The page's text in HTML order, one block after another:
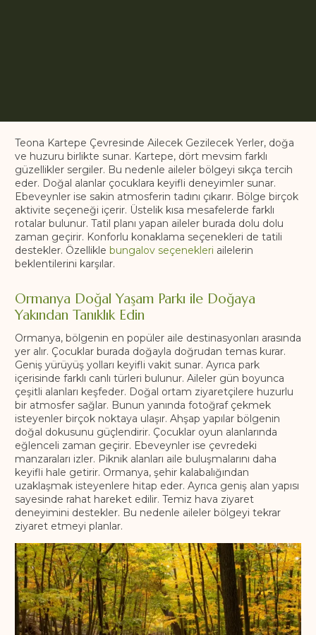
Teona Kartepe Çevresinde Ailecek Gezilecek Yerler, doğa
ve huzuru birlikte sunar. Kartepe, dört mevsim farklı
güzellikler sergiler. Bu nedenle aileler bölgeyi sıkça tercih
eder. Doğal alanlar çocuklara keyifli deneyimler sunar.
Ebeveynler ise sakin atmosferin tadını çıkarır. Bölge birçok
aktivite seçeneği içerir. Üstelik kısa mesafelerde farklı
rotalar bulunur. Tatil planı yapan aileler burada dolu dolu
zaman geçirir. Konforlu konaklama seçenekleri de tatili
destekler. Özellikle bungalov seçenekleri ailelerin
beklentilerini karşılar.
Ormanya Doğal Yaşam Parkı ile Doğaya
Yakından Tanıklık Edin
Ormanya, bölgenin en popüler aile destinasyonları arasında
yer alır. Çocuklar burada doğayla doğrudan temas kurar.
Geniş yürüyüş yolları keyifli vakit sunar. Ayrıca park
içerisinde farklı canlı türleri bulunur. Aileler gün boyunca
çeşitli alanları keşfeder. Doğal ortam ziyaretçilere huzurlu
bir atmosfer sağlar. Bunun yanında fotoğraf çekmek
isteyenler birçok noktaya ulaşır. Ahşap yapılar bölgenin
doğal dokusunu güçlendirir. Çocuklar oyun alanlarında
eğlenceli zaman geçirir. Ebeveynler ise çevredeki
manzaraları izler. Piknik alanları aile buluşmalarını daha
keyifli hale getirir. Ormanya, şehir kalabalığından
uzaklaşmak isteyenlere hitap eder. Ayrıca geniş alan yapısı
sayesinde rahat hareket edilir. Temiz hava ziyaret
deneyimini destekler. Bu nedenle aileler bölgeyi tekrar
ziyaret etmeyi planlar.